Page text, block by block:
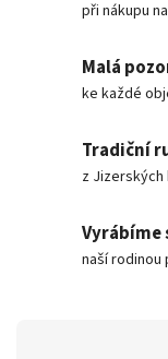
při nákupu
Malá
ke každé
Tradiční
z Jizerských
Vyrábíme
naší rodinou